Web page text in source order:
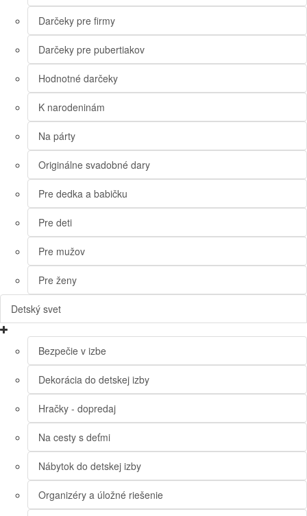
Darčeky pre firmy
Darčeky pre pubertiakov
Hodnotné darčeky
K narodeninám
Na párty
Originálne svadobné dary
Pre dedka a babičku
Pre deti
Pre mužov
Pre ženy
Detský svet
Bezpečie v izbe
Dekorácia do detskej izby
Hračky - dopredaj
Na cesty s deťmi
Nábytok do detskej izby
Organizéry a úložné riešenie